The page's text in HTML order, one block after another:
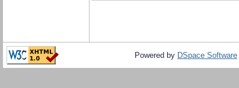
Powered by DSpace Software